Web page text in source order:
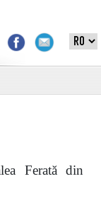
Ferată din